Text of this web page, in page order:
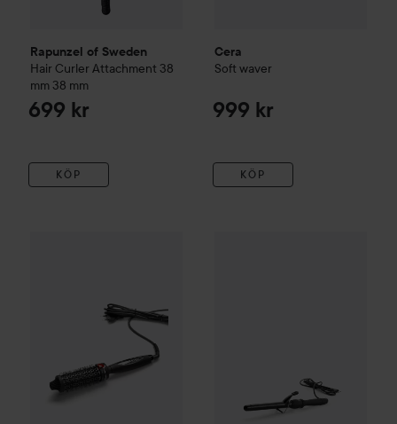
Rapunzel of Sweden
Hair Curler Attachment 38
mm 38 mm
699 kr
KÖP
Cera
Soft waver
999 kr
KÖP